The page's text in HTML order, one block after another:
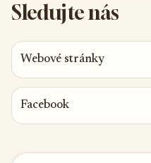
Sledujte nás
Webové stránky
Facebook